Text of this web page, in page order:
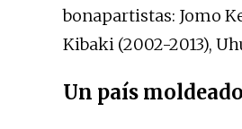
bonapartistas: Jomo
Kibaki (2002-2013),
Un país